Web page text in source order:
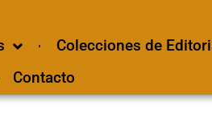
Colecciones de
Contacto